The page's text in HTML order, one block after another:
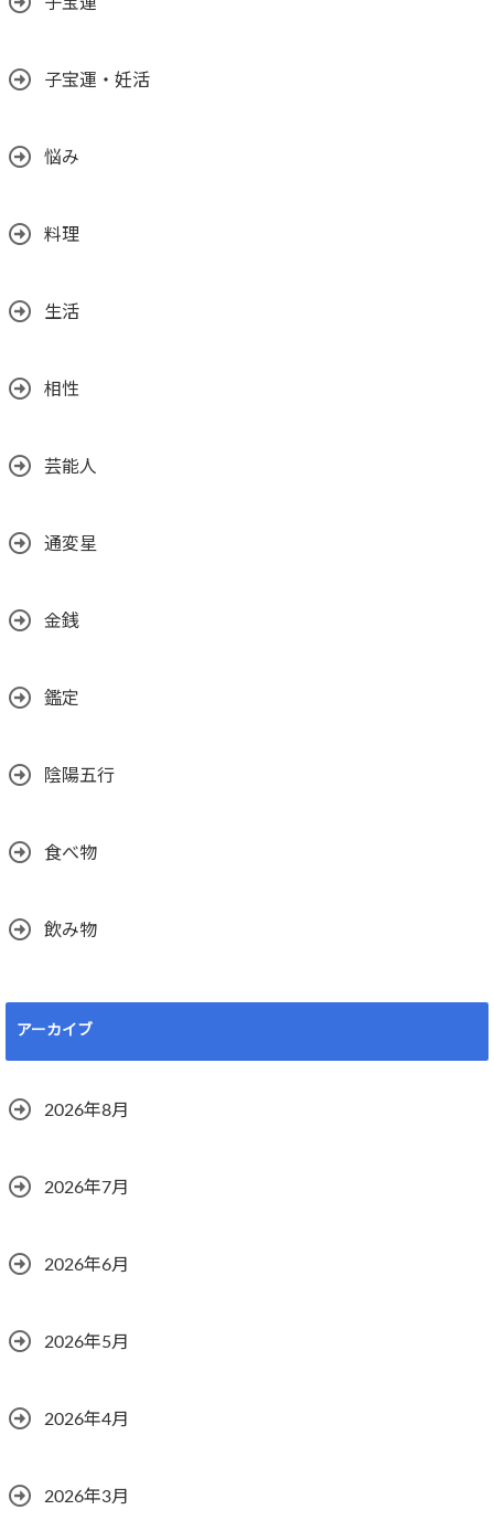
子宝運・妊活
悩み
料理
生活
相性
芸能人
通変星
金銭
鑑定
陰陽五行
食べ物
飲み物
アーカイブ
2026年8月
2026年7月
2026年6月
2026年5月
2026年4月
2026年3月